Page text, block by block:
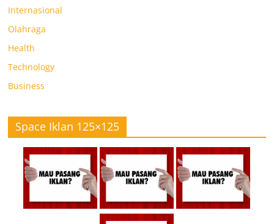
Internasional
Olahraga
Health
Technology
Business
Space Iklan 125×125